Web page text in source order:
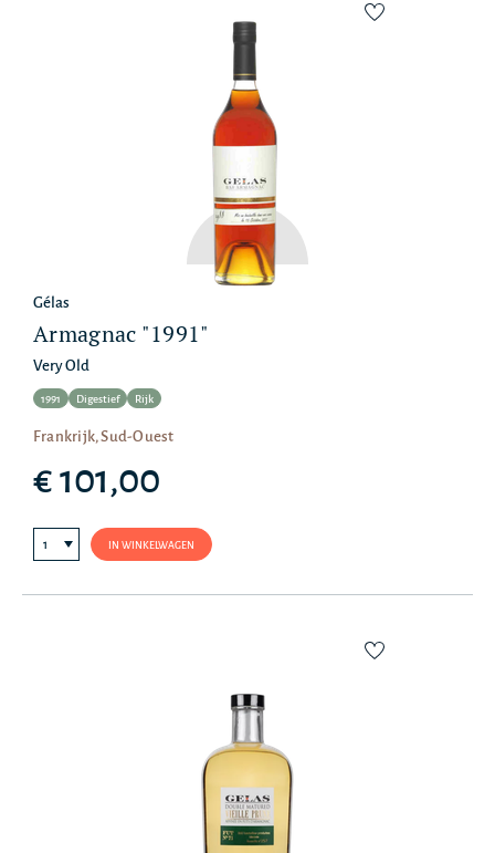
Gélas
Armagnac "1991"
Very Old
1991 Digestief Rijk
Frankrijk, Sud-Ouest
€ 101,00
IN WINKELWAGEN